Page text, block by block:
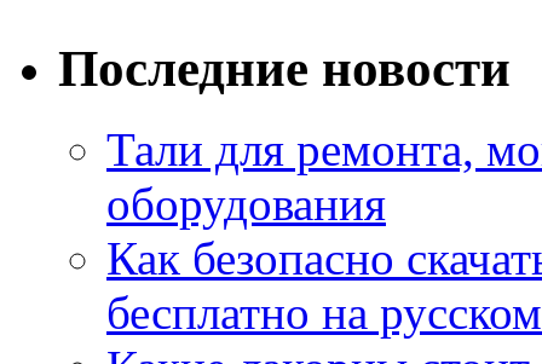
Последние новости
Тали для ремонта,
оборудования
Как безопасно
бесплатно на